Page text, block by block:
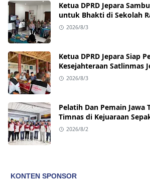
Ketua DPRD Jepara
untuk Bhakti di Sekolah
2026/8/3
Ketua DPRD Jepara Siap
Kesejahteraan Satlinmas
2026/8/3
Pelatih Dan Pemain Jawa
Timnas di Kejuaraan
Internasional
2026/8/2